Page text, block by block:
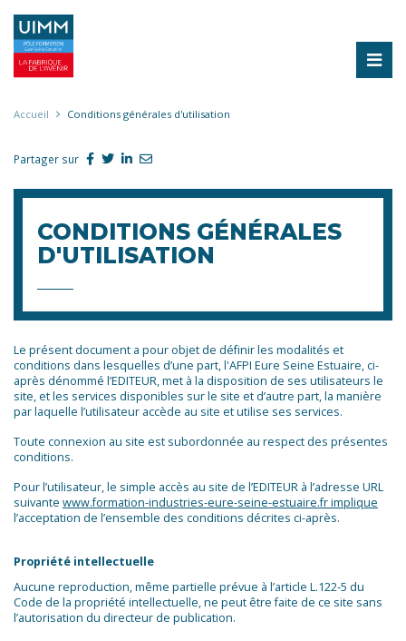
contenu
principal
Fil
Accueil Conditions générales d'utilisation
CONDITIONS GÉNÉRALES
D'UTILISATION
Partager sur
Le présent document a pour objet de définir les modalités et
conditions dans lesquelles d’une part, l'AFPI Eure Seine Estuaire, ci-
après dénommé l’EDITEUR, met à la disposition de ses utilisateurs le
site, et les services disponibles sur le site et d’autre part, la manière
par laquelle l’utilisateur accède au site et utilise ses services.
Toute connexion au site est subordonnée au respect des présentes
conditions.
Pour l’utilisateur, le simple accès au site de l’EDITEUR à l’adresse URL
suivante www.formation-industries-eure-seine-estuaire.fr implique
l’acceptation de l’ensemble des conditions décrites ci-après.
Propriété intellectuelle
Aucune reproduction, même partielle prévue à l’article L.122-5 du
Code de la propriété intellectuelle, ne peut être faite de ce site sans
l’autorisation du directeur de publication.